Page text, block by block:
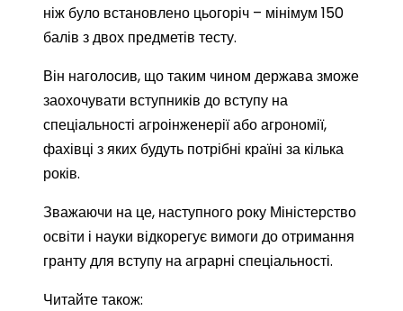
ніж було встановлено цьогоріч – мінімум 150
балів з двох предметів тесту.
Він наголосив, що таким чином держава зможе
заохочувати вступників до вступу на
спеціальності агроінженерії або агрономії,
фахівці з яких будуть потрібні країні за кілька
років.
Зважаючи на це, наступного року Міністерство
освіти і науки відкорегує вимоги до отримання
гранту для вступу на аграрні спеціальності.
Читайте також: